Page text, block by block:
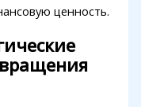
ценность.